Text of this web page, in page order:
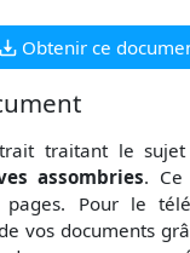
Obtenir ce
traitant le
assombries. Ce
pages. Pour le
vos documents